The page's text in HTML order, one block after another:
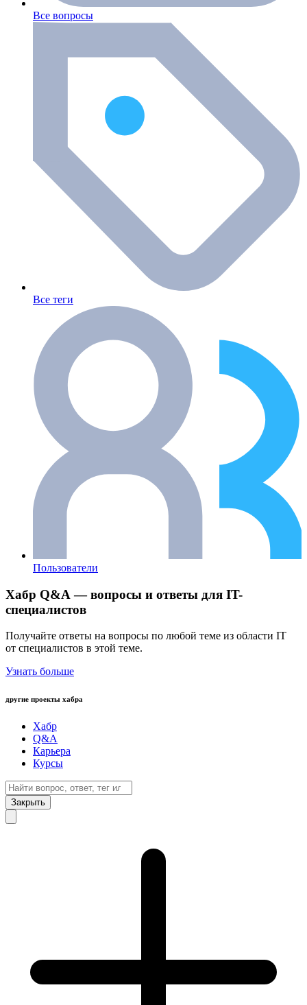
Все вопросы
Все теги
Пользователи
Хабр Q&A — вопросы и ответы для IT-
специалистов
Получайте ответы на вопросы по любой теме из области IT
от специалистов в этой теме.
Узнать больше
другие проекты хабра
Хабр
Q&A
Карьера
Курсы
Закрыть